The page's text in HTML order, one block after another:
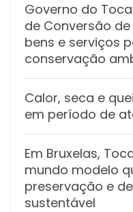
Governo do
de Conversão
bens e serviços
conservação
Calor, seca e
em período de
Em Bruxelas,
mundo modelo
preservação e
sustentável